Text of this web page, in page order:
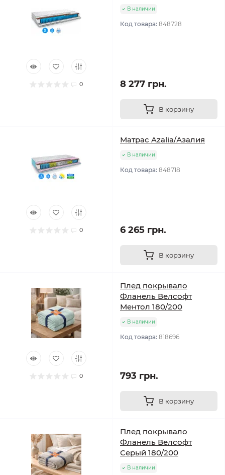
0
В наличии
Код товара: 848728
8 277 грн.
В корзину
0
Матрас Azalia/Азалия
В наличии
Код товара: 848718
6 265 грн.
В корзину
0
Плед покрывало
Фланель Велсофт
Ментол 180/200
В наличии
Код товара: 818696
793 грн.
В корзину
Плед покрывало
Фланель Велсофт
Серый 180/200
В наличии